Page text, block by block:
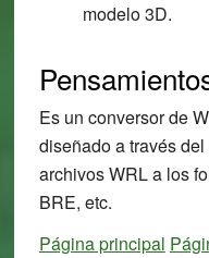
modelo 3D.
Es un conversor de
diseñado a través
archivos WRL a los
BRE, etc.
Página principal